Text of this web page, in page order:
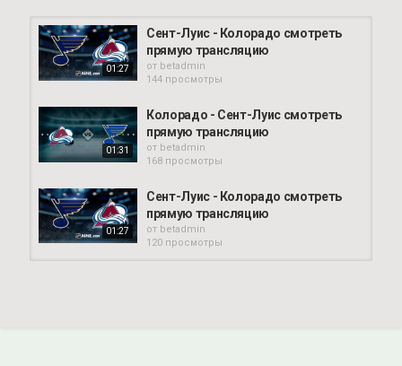
01:27
Сент-Луис - Колорадо смотреть
прямую трансляцию
от betadmin
144 просмотры
01:31
Колорадо - Сент-Луис смотреть
прямую трансляцию
от betadmin
168 просмотры
01:27
Сент-Луис - Колорадо смотреть
прямую трансляцию
от betadmin
120 просмотры